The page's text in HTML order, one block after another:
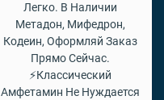
Легко. В Наличии
Метадон, Мифедрон,
Кодеин, Оформляй Заказ
Прямо Сейчас.
⚡Классический
Амфетамин Не Нуждается